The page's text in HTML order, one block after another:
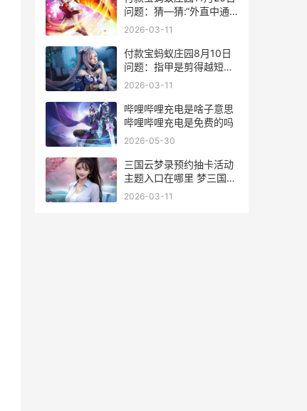
问题：猜—猜:“外直中通,
襟怀若谷”形容的是哪种植
闭
2026-03-11
付款宝蚂蚁庄园8月10日
问题：指甲是剪得越短越
好吗 支付宝宝付支付是什
2026-03-11
哔哩哔哩充电是啥子意思
哔哩哔哩充电是免费的吗
2026-05-30
三国云梦录预约抽卡活动
主题入口在哪里 梦三国马
云禄封将台
2026-03-11